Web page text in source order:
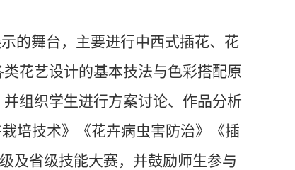
的舞台，主要进行中西式插花、花
花艺设计的基本技法与色彩搭配原
组织学生进行方案讨论、作品分析
培技术》《花卉病虫害防治》《插
及省级技能大赛，并鼓励师生参与